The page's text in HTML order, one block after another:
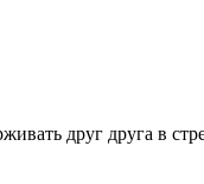
друг друга в